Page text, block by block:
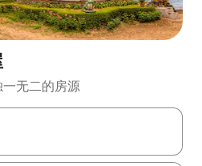
无二的房源
方向键查看，或通过点击或滑动手势